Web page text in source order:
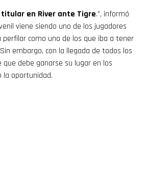
en River ante Tigre.”, informó
viene siendo uno de los jugadores
perfilar como uno de los que iba a tener
embargo, con la llegada de todos los
que debe ganarse su lugar en los
la oportunidad.